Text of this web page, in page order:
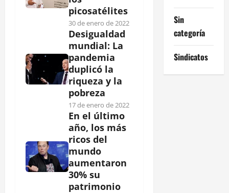
picosatélites
30 de enero de 2022
Desigualdad
mundial: La
pandemia
duplicó la
riqueza y la
pobreza
17 de enero de 2022
En el último
año, los más
ricos del
mundo
aumentaron
30% su
patrimonio
Sin
categoría
Sindicatos